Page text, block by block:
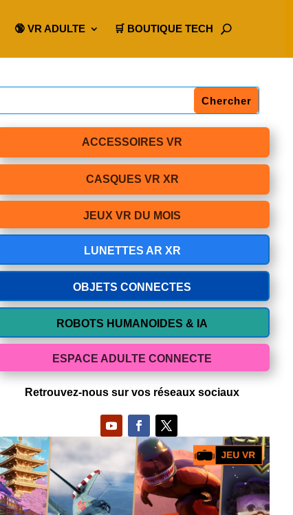
🔞 VR ADULTE 🛒 BOUTIQUE TECH
ACCESSOIRES VR
CASQUES VR XR
JEUX VR DU MOIS
LUNETTES AR XR
OBJETS CONNECTES
ROBOTS HUMANOIDES & IA
ESPACE ADULTE CONNECTE
Retrouvez-nous sur vos réseaux sociaux